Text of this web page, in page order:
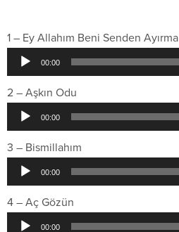
1 – Ey Allahım Beni Senden Ayırma
Ses
oynatıcı
00:00
2 – Aşkın Odu
Ses
oynatıcı
00:00
3 – Bismillahım
Ses
oynatıcı
00:00
4 – Aç Gözün
Ses
00:00